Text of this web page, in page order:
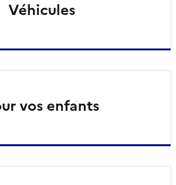
Véhicules
vos enfants